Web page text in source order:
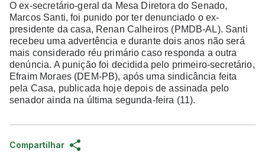
O ex-secretário-geral da Mesa Diretora do Senado,
Marcos Santi, foi punido por ter denunciado o ex-
presidente da casa, Renan Calheiros (PMDB-AL). Santi
recebeu uma advertência e durante dois anos não será
mais considerado réu primário caso responda a outra
denúncia. A punição foi decidida pelo primeiro-secretário,
Efraim Moraes (DEM-PB), após uma sindicância feita
pela Casa, publicada hoje depois de assinada pelo
senador ainda na última segunda-feira (11).
Compartilhar